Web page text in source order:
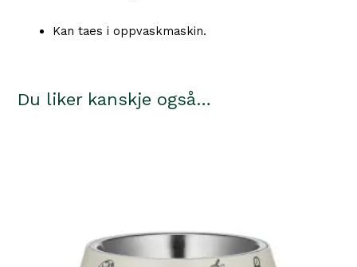
Kan taes i oppvaskmaskin.
Du liker kanskje også…